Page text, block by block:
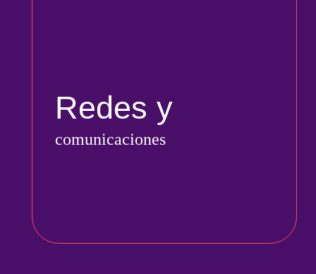
Redes y
comunicaciones